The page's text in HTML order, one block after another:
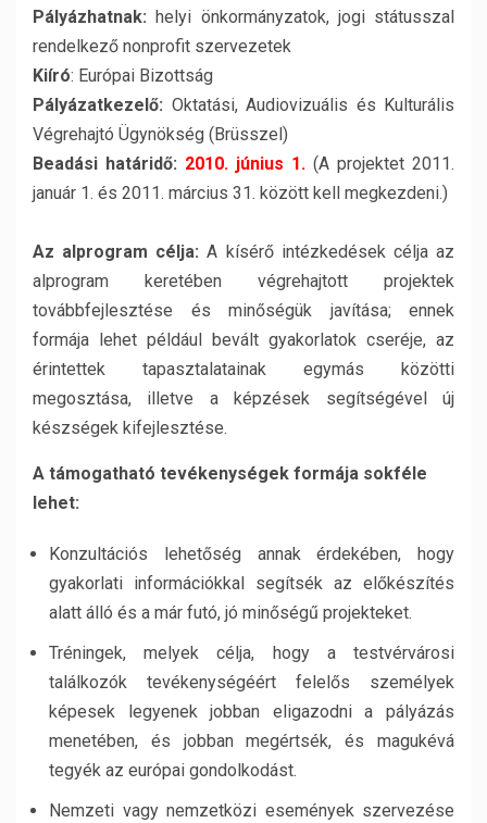
Pályázhatnak:helyi önkormányzatok, jogi státusszal
rendelkező nonprofit szervezetek
Kiíró: Európai Bizottság
Pályázatkezelő: Oktatási, Audiovizuális és Kulturális
Végrehajtó Ügynökség (Brüsszel)
Beadási határidő: 2010. június 1. (A projektet 2011.
január 1. és 2011. március 31. között kell megkezdeni.)
Az alprogram célja: A kísérő intézkedések célja az
alprogram keretében végrehajtott projektek
továbbfejlesztése és minőségük javítása; ennek
formája lehet például bevált gyakorlatok cseréje, az
érintettek tapasztalatainak egymás közötti
megosztása, illetve a képzések segítségével új
készségek kifejlesztése.
A támogatható tevékenységek formája sokféle
lehet:
Konzultációs lehetőség annak érdekében, hogy
gyakorlati információkkal segítsék az előkészítés
alatt álló és a már futó, jó minőségű projekteket.
Tréningek, melyek célja, hogy a testvérvárosi
találkozók tevékenységéért felelős személyek
képesek legyenek jobban eligazodni a pályázás
menetében, és jobban megértsék, és magukévá
tegyék az európai gondolkodást.
Nemzeti vagy nemzetközi események szervezése